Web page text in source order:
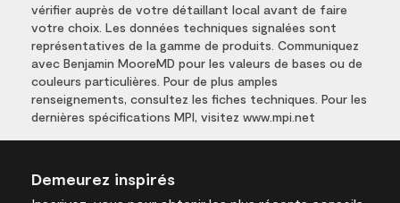
vérifier auprès de votre détaillant local avant de faire
votre choix. Les données techniques signalées sont
représentatives de la gamme de produits. Communiquez
avec Benjamin MooreMD pour les valeurs de bases ou de
couleurs particulières. Pour de plus amples
renseignements, consultez les fiches techniques. Pour les
dernières spécifications MPI, visitez www.mpi.net
Demeurez inspirés